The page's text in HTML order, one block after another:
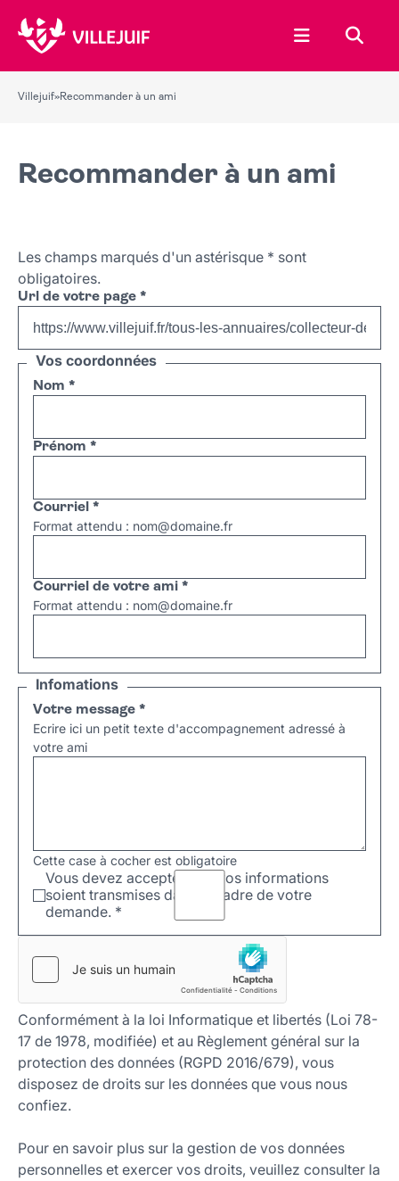
Ouvrir le
Villejuif»Recommander à un ami
Recommander à un ami
Les champs marqués d'un astérisque * sont
obligatoires.
Url de votre page *
Vos coordonnées
Nom *
Prénom *
Courriel *
Format attendu : nom@domaine.fr
Courriel de votre ami *
Format attendu : nom@domaine.fr
Infomations
Votre message *
Ecrire ici un petit texte d'accompagnement adressé à
votre ami
Cette case à cocher est obligatoire
Vous devez accepter que vos informations
soient transmises dans le cadre de votre
demande. *
Conformément à la loi Informatique et libertés (Loi 78-
17 de 1978, modifiée) et au Règlement général sur la
protection des données (RGPD 2016/679), vous
disposez de droits sur les données que vous nous
confiez.
Pour en savoir plus sur la gestion de vos données
personnelles et exercer vos droits, veuillez consulter la